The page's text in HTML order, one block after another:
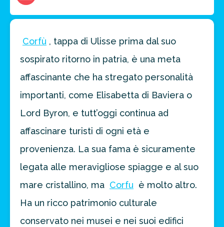
Corfù , tappa di Ulisse prima dal suo
sospirato ritorno in patria, è una meta
affascinante che ha stregato personalità
importanti, come Elisabetta di Baviera o
Lord Byron, e tutt’oggi continua ad
affascinare turisti di ogni età e
provenienza. La sua fama è sicuramente
legata alle meravigliose spiagge e al suo
mare cristallino, ma Corfu è molto altro.
Ha un ricco patrimonio culturale
conservato nei musei e nei suoi edifici